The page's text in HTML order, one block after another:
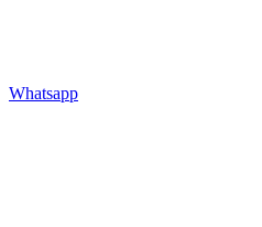
Whatsapp